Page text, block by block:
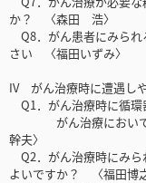
か？ 〈森田 浩〉
Q8．がん患者にみられ
さい 〈福田いずみ〉
IV がん治療時に遭遇し
Q1．がん治療時に循環
がん治療においてど
幹夫〉
Q2．がん治療時にみ
よいですか？ 〈福田博